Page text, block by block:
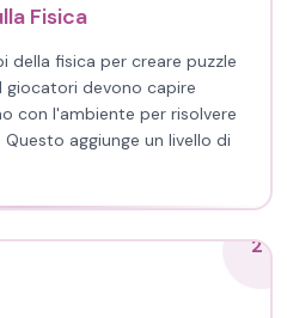
Fisica
della fisica per creare puzzle
giocatori devono capire
con l'ambiente per risolvere
aggiunge un livello di
2